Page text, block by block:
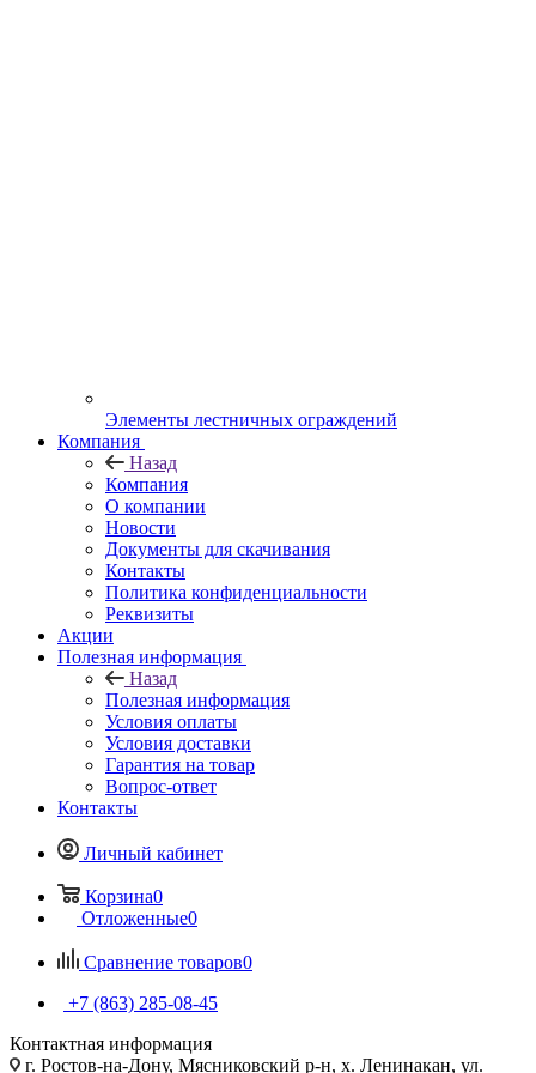
Элементы лестничных ограждений
Компания
Назад
Компания
О компании
Новости
Документы для скачивания
Контакты
Политика конфиденциальности
Реквизиты
Акции
Полезная информация
Назад
Полезная информация
Условия оплаты
Условия доставки
Гарантия на товар
Вопрос-ответ
Контакты
Личный кабинет
Корзина0
Отложенные0
Сравнение товаров0
+7 (863) 285-08-45
Контактная информация
г. Ростов-на-Дону, Мясниковский р-н, х. Ленинакан, ул.